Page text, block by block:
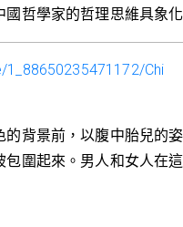
哲學家的哲理思維具象
Chi
背景前，以腹中胎兒的
圍起來。男人和女人在